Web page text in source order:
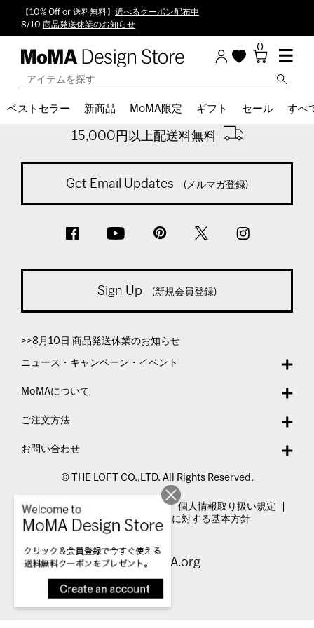
【10% Off or 送料無料】 選べるクーポン配布中
8/10 商品発送休業のお知らせ
0
ベストセラー 新商品 MoMA限定 ギフト セール すべ
Back To Top
※通常商品税込計算時
15,000円以上配送料無料
Get Email Updates (メルマガ登録)
Sign Up (新規会員登録)
>>8月10日 商品発送休業のお知らせ
ニュース・キャンペーン・イベント
MoMAについて
ご注文方法
お問い合わせ
© THE LOFT CO.,LTD. All Rights Reserved.
特定商取引法表示
個人情報取り扱い規定
カスタマーハラスメントに対する基本方針
Visit MoMA.org